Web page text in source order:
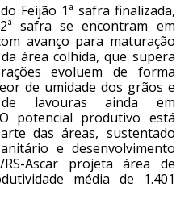
Feijão 1ª safra finalizada,
safra se encontram em
avanço para maturação
área colhida, que supera
evoluem de forma
de umidade dos grãos e
de lavouras ainda em
potencial produtivo está
das áreas, sustentado
e desenvolvimento
Ascar projeta área de
média de 1.401